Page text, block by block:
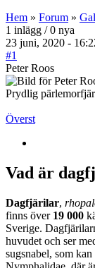
Hem » Forum »
1 inlägg / 0 nya
23 juni, 2020 -
#1
Peter Roos
Prydlig
Överst
Vad är
Dagfjärilar,
finns över 19 000
Sverige.
huvudet och ser
sugsnabel, som